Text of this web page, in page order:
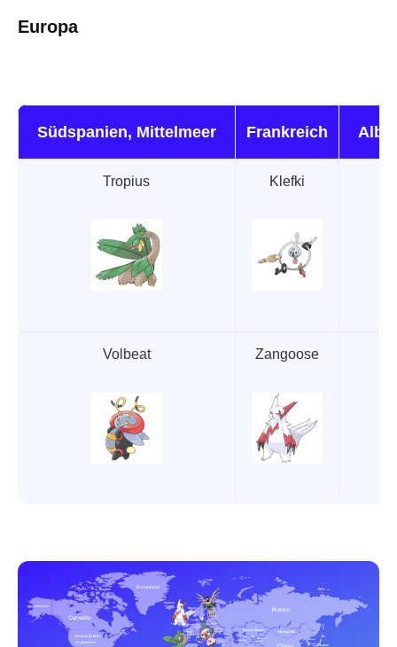
Europa
Südspanien, Mittelmeer Frankreich
Tropius Klefki
Volbeat Zangoose